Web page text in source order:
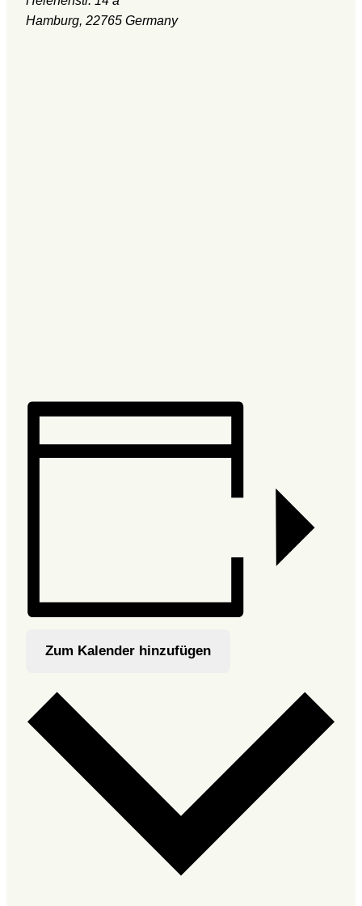
Hamburg, 22765 Germany
Zum Kalender hinzufügen